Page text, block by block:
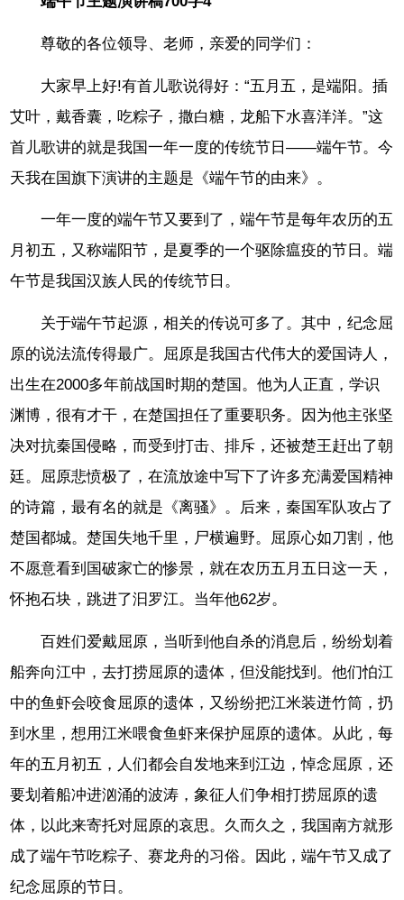
尊敬的各位领导、老师，亲爱的同学们：
大家早上好!有首儿歌说得好：“五月五，是端阳。插
艾叶，戴香囊，吃粽子，撒白糖，龙船下水喜洋洋。”这
首儿歌讲的就是我国一年一度的传统节日——端午节。今
天我在国旗下演讲的主题是《端午节的由来》。
一年一度的端午节又要到了，端午节是每年农历的五
月初五，又称端阳节，是夏季的一个驱除瘟疫的节日。端
午节是我国汉族人民的传统节日。
关于端午节起源，相关的传说可多了。其中，纪念屈
原的说法流传得最广。屈原是我国古代伟大的爱国诗人，
出生在2000多年前战国时期的楚国。他为人正直，学识
渊博，很有才干，在楚国担任了重要职务。因为他主张坚
决对抗秦国侵略，而受到打击、排斥，还被楚王赶出了朝
廷。屈原悲愤极了，在流放途中写下了许多充满爱国精神
的诗篇，最有名的就是《离骚》。后来，秦国军队攻占了
楚国都城。楚国失地千里，尸横遍野。屈原心如刀割，他
不愿意看到国破家亡的惨景，就在农历五月五日这一天，
怀抱石块，跳进了汩罗江。当年他62岁。
百姓们爱戴屈原，当听到他自杀的消息后，纷纷划着
船奔向江中，去打捞屈原的遗体，但没能找到。他们怕江
中的鱼虾会咬食屈原的遗体，又纷纷把江米装迸竹筒，扔
到水里，想用江米喂食鱼虾来保护屈原的遗体。从此，每
年的五月初五，人们都会自发地来到江边，悼念屈原，还
要划着船冲进汹涌的波涛，象征人们争相打捞屈原的遗
体，以此来寄托对屈原的哀思。久而久之，我国南方就形
成了端午节吃粽子、赛龙舟的习俗。因此，端午节又成了
纪念屈原的节日。